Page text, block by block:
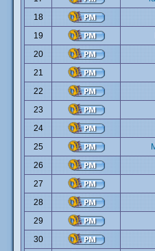
18
19
20
21
22
23
24
25
26
27
28
29
30